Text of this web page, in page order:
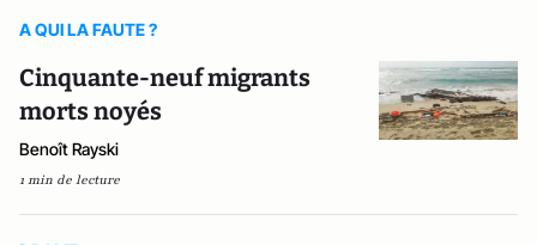
A QUI LA FAUTE ?
Cinquante-neuf migrants
morts noyés
Benoît Rayski
1 min de lecture